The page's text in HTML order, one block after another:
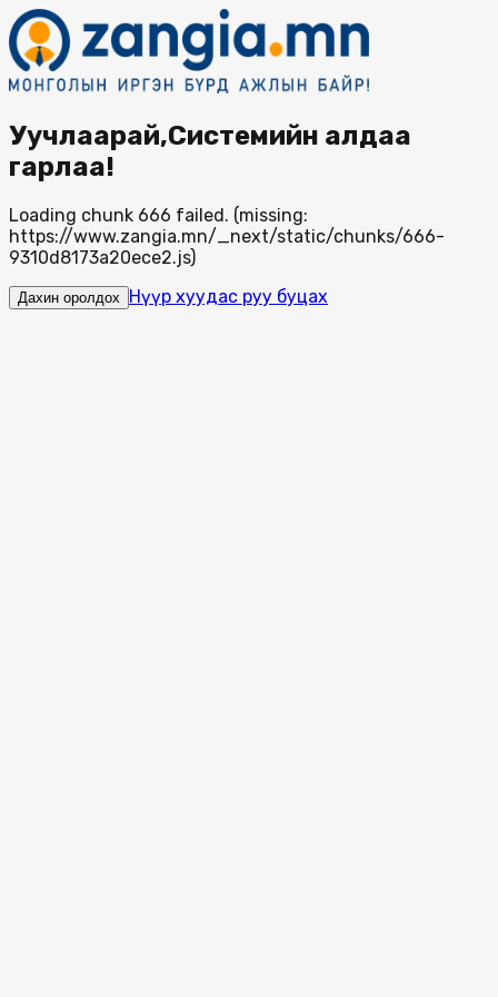
Уучлаарай,Системийн алдаа
гарлаа!
Loading chunk 666 failed. (missing:
https://www.zangia.mn/_next/static/chunks/666-
9310d8173a20ece2.js)
Дахин оролдох Нүүр хуудас руу буцах